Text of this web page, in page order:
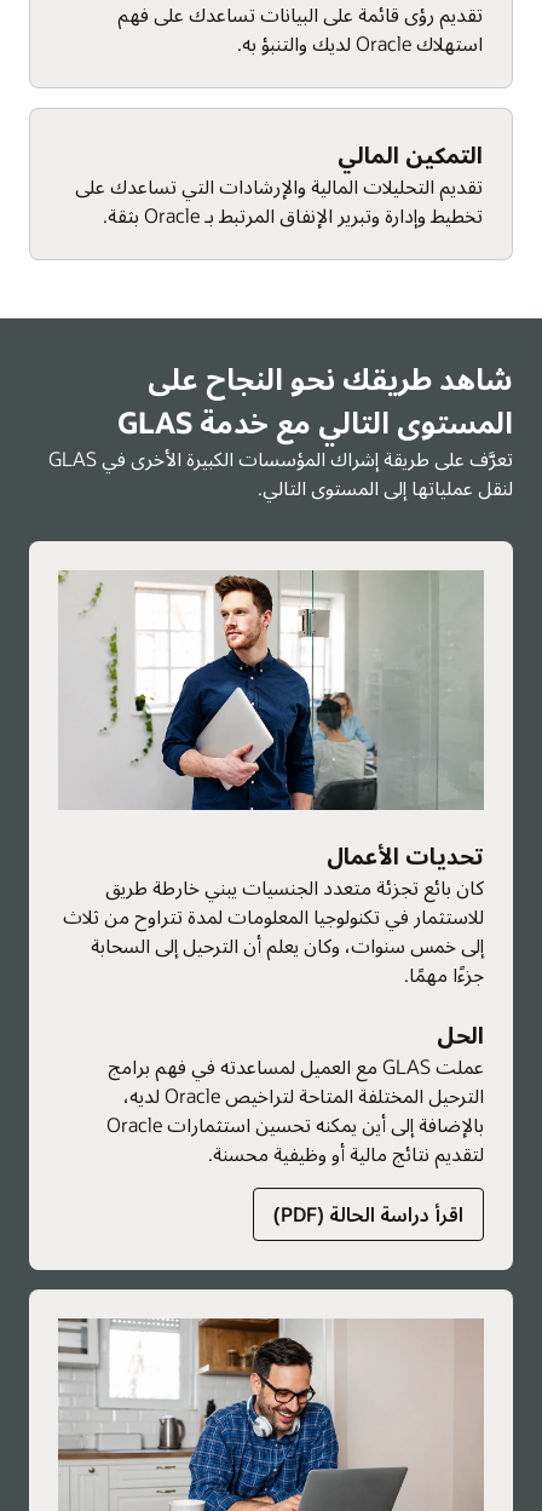
تقديم رؤى قائمة على البيانات تساعدك على فهم
استهلاك Oracle لديك والتنبؤ به.
التمكين المالي
تقديم التحليلات المالية والإرشادات التي تساعدك على
تخطيط وإدارة وتبرير الإنفاق المرتبط بـ Oracle بثقة.
شاهد طريقك نحو النجاح على
المستوى التالي مع خدمة GLAS
تعرَّف على طريقة إشراك المؤسسات الكبيرة الأخرى في GLAS
لنقل عملياتها إلى المستوى التالي.
تحديات الأعمال
كان بائع تجزئة متعدد الجنسيات يبني خارطة طريق
للاستثمار في تكنولوجيا المعلومات لمدة تتراوح من ثلاث
إلى خمس سنوات، وكان يعلم أن الترحيل إلى السحابة
جزءًا مهمًا.
الحل
عملت GLAS مع العميل لمساعدته في فهم برامج
الترحيل المختلفة المتاحة لتراخيص Oracle لديه،
بالإضافة إلى أين يمكنه تحسين استثمارات Oracle
لتقديم نتائج مالية أو وظيفية محسنة.
اقرأ دراسة الحالة (PDF)
حول
الخدمات
الاستشارية
العالمية
للترخيص